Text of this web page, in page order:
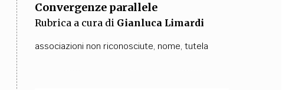
CULTURA
Arte, Cinema, Musica,
Letteratura
Convergenze parallele
Rubrica a cura di Gianluca Limardi
associazioni non riconosciute, nome, tutela